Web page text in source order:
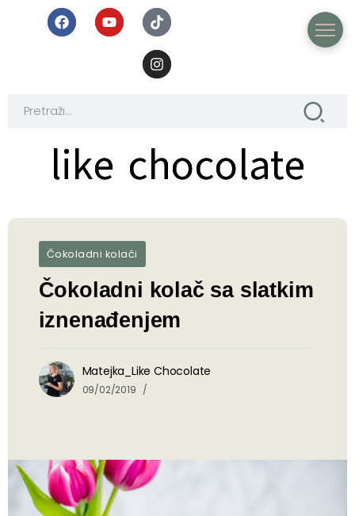
like chocolate
like chocolate
Čokoladni kolači
Čokoladni kolač sa slatkim
iznenađenjem
Matejka_Like Chocolate
09/02/2019